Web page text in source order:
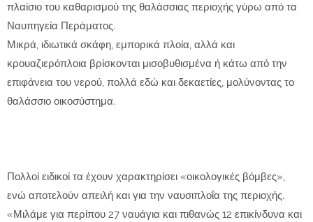
πλαίσιο του καθαρισμού της θαλάσσιας περιοχής γύρω από τα
Ναυπηγεία Περάματος.
Μικρά, ιδιωτικά σκάφη, εμπορικά πλοία, αλλά και
κρουαζιερόπλοια βρίσκονται μισοβυθισμένα ή κάτω από την
επιφάνεια του νερού, πολλά εδώ και δεκαετίες, μολύνοντας το
θαλάσσιο οικοσύστημα.
Πολλοί ειδικοί τα έχουν χαρακτηρίσει «οικολογικές βόμβες»,
ενώ αποτελούν απειλή και για την ναυσιπλοΐα της περιοχής.
«Μιλάμε για περίπου 27 ναυάγια και πιθανώς 12 επικίνδυνα και